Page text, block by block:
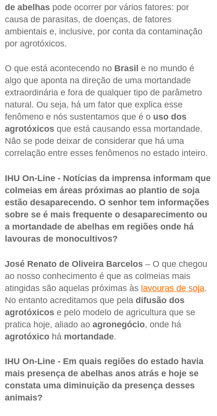
de abelhas pode ocorrer por vários fatores: por
causa de parasitas, de doenças, de fatores
ambientais e, inclusive, por conta da contaminação
por agrotóxicos.
O que está acontecendo no Brasil e no mundo é
algo que aponta na direção de uma mortandade
extraordinária e fora de qualquer tipo de parâmetro
natural. Ou seja, há um fator que explica esse
fenômeno e nós sustentamos que é o uso dos
agrotóxicos que está causando essa mortandade.
Não se pode deixar de considerar que há uma
correlação entre esses fenômenos no estado inteiro.
IHU On-Line - Notícias da imprensa informam que
colmeias em áreas próximas ao plantio de soja
estão desaparecendo. O senhor tem informações
sobre se é mais frequente o desaparecimento ou
a mortandade de abelhas em regiões onde há
lavouras de monocultivos?
José Renato de Oliveira Barcelos – O que chegou
ao nosso conhecimento é que as colmeias mais
atingidas são aquelas próximas às lavouras de soja.
No entanto acreditamos que pela difusão dos
agrotóxicos e pelo modelo de agricultura que se
pratica hoje, aliado ao agronegócio, onde há
agrotóxico há mortandade.
IHU On-Line - Em quais regiões do estado havia
mais presença de abelhas anos atrás e hoje se
constata uma diminuição da presença desses
animais?